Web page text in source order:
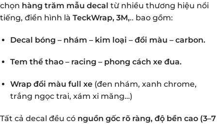
chọn hàng trăm mẫu decal từ nhiều thương hiệu nổi
tiếng, điển hình là TeckWrap, 3M,.. bao gồm:
Decal bóng – nhám – kim loại – đổi màu – carbon.
Tem thể thao – racing – phong cách xe đua.
Wrap đổi màu full xe(đen nhám, xanh chrome,
trắng ngọc trai, xám xi măng…)
Tất cả decal đều có nguồn gốc rõ ràng, độ bền cao (3–7